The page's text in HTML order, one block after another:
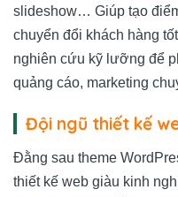
slideshow… Giúp tạo
chuyển đổi khách hàng
nghiên cứu kỹ lưỡng để
quảng cáo, marketing
Đội ngũ thiết kế
Đằng sau theme
thiết kế web giàu kinh